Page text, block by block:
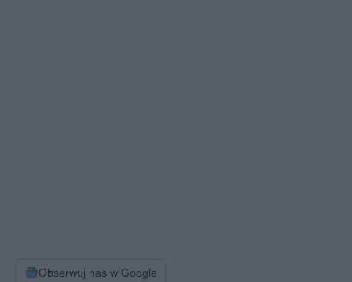
Obserwuj nas w Google